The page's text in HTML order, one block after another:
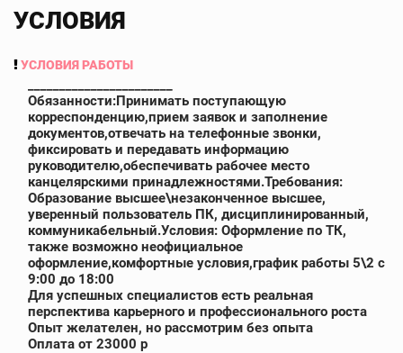
УСЛОВИЯ
УСЛОВИЯ РАБОТЫ
Обязанности:Принимать поступающую
корреспонденцию,прием заявок и заполнение
документов,отвечать на телефонные звонки,
фиксировать и передавать информацию
руководителю,обеспечивать рабочее место
канцелярскими принадлежностями.Требования:
Образование высшее\незаконченное высшее,
уверенный пользователь ПК, дисциплинированный,
коммуникабельный.Условия: Оформление по ТК,
также возможно неофициальное
оформление,комфортные условия,график работы 5\2 с
9:00 до 18:00
Для успешных специалистов есть реальная
перспектива карьерного и профессионального роста
Опыт желателен, но рассмотрим без опыта
Оплата от 23000 р